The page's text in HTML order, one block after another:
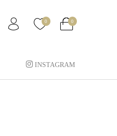
0 0
INSTAGRAM